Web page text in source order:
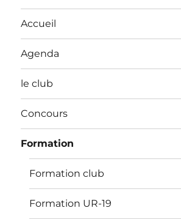
Accueil
Agenda
le club
Concours
Formation
Formation club
Formation UR-19